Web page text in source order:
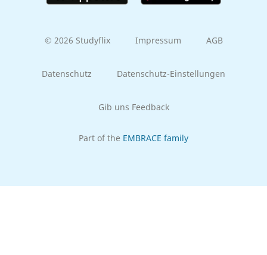
© 2026 Studyflix Impressum AGB
Datenschutz Datenschutz-Einstellungen
Gib uns Feedback
Part of the EMBRACE family